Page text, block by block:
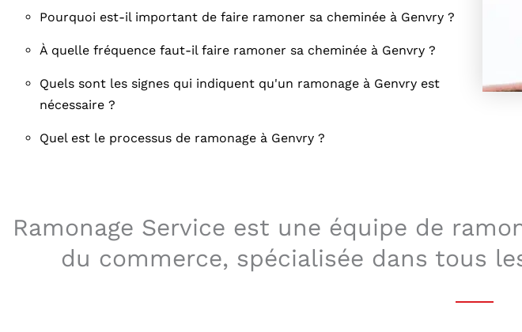
Pourquoi est-il important de faire ramoner sa cheminée à Genvry ?
À quelle fréquence faut-il faire ramoner sa cheminée à Genvry ?
Quels sont les signes qui indiquent qu'un ramonage à Genvry est
nécessaire ?
Quel est le processus de ramonage à Genvry ?
Ramonage Service est une équipe de
du commerce, spécialisée dans tous